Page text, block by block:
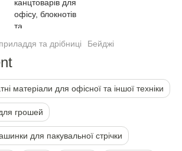
та дрібниці Бейджі
матеріали для офісної та іншої техніки
грошей
для пакувальної стрічки